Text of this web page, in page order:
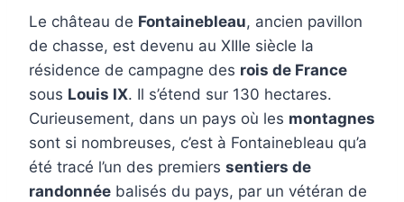
Le château de Fontainebleau, ancien pavillon
de chasse, est devenu au XIIIe siècle la
résidence de campagne des rois de France
sous Louis IX. Il s’étend sur 130 hectares.
Curieusement, dans un pays où les montagnes
sont si nombreuses, c’est à Fontainebleau qu’a
été tracé l’un des premiers sentiers de
randonnée balisés du pays, par un vétéran de